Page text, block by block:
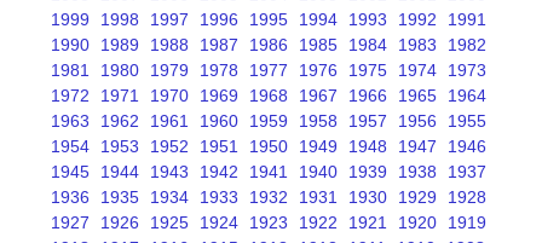
1999
1998 1997 1996 1995 1994 1993 1992
1991
1990
1989 1988 1987 1986 1985 1984 1983
1982
1981
1980 1979 1978 1977 1976 1975 1974
1973
1972
1971 1970 1969 1968 1967 1966 1965
1964
1963
1962 1961 1960 1959 1958 1957 1956
1955
1954
1953 1952 1951 1950 1949 1948 1947
1946
1945
1944 1943 1942 1941 1940 1939 1938
1937
1936
1935 1934 1933 1932 1931 1930 1929
1928
1927
1926 1925 1924 1923 1922 1921 1920
1919